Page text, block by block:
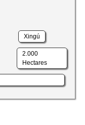
Xingú
2.000
Hectares